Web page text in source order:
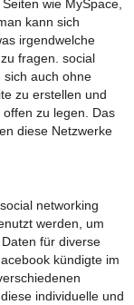
wie MySpace,
kann sich
irgendwelche
fragen. social
sich auch ohne
zu erstellen und
zu legen. Das
diese Netzwerke
networking
werden, um
für diverse
kündigte im
individuelle und